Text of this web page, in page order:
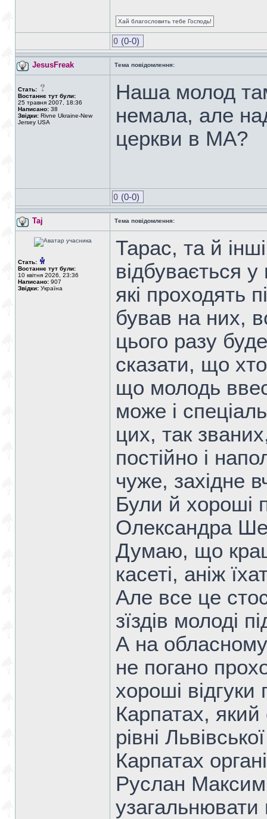
Хай благословить тебе Господь!
0 (0-0)
JesusFreak Тема повідомлення:
Стать:
Востаннє тут були:
25 травня 2007, 18:36
Написано: 38
Звідки: Rivne Ukraine-New
Jersey USA
Наша молод
немала, але
церкви в МА?
0 (0-0)
Taj Тема повідомлення:
Стать:
Востаннє тут були:
10 квітня 2026, 23:36
Написано: 907
Звідки: Україна
Тарас, та й
відбувається
які проходять
бував на них,
цього разу
сказати, що
що молодь
може і
цих, так
постійно і
чуже, західне
Були й хороші
Олександра
Думаю, що
касеті, аніж
Але все це
зїздів молоді
А на обласному
не погано
хороші
Карпатах, який
рівні
Карпатах
Руслан
узагальнювати